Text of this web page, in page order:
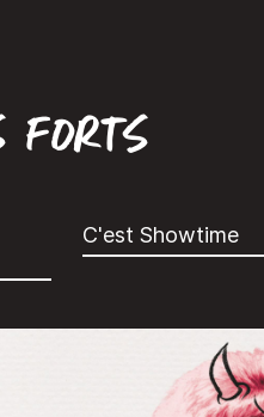
forts
C'est Showtime